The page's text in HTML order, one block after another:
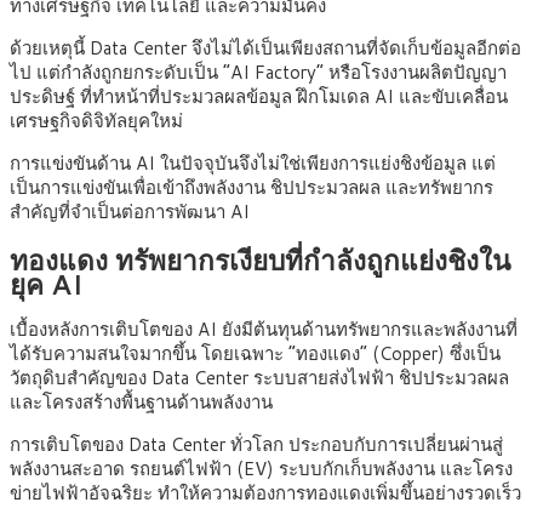
ทางเศรษฐกิจ เทคโนโลยี และความมั่นคง
ด้วยเหตุนี้ Data Center จึงไม่ได้เป็นเพียงสถานที่จัดเก็บข้อมูลอีกต่อ
ไป แต่กำลังถูกยกระดับเป็น “AI Factory” หรือโรงงานผลิตปัญญา
ประดิษฐ์ ที่ทำหน้าที่ประมวลผลข้อมูล ฝึกโมเดล AI และขับเคลื่อน
เศรษฐกิจดิจิทัลยุคใหม่
การแข่งขันด้าน AI ในปัจจุบันจึงไม่ใช่เพียงการแย่งชิงข้อมูล แต่
เป็นการแข่งขันเพื่อเข้าถึงพลังงาน ชิปประมวลผล และทรัพยากร
สำคัญที่จำเป็นต่อการพัฒนา AI
ทองแดง ทรัพยากรเงียบที่กำลังถูกแย่งชิงใน
ยุค AI
เบื้องหลังการเติบโตของ AI ยังมีต้นทุนด้านทรัพยากรและพลังงานที่
ได้รับความสนใจมากขึ้น โดยเฉพาะ “ทองแดง” (Copper) ซึ่งเป็น
วัตถุดิบสำคัญของ Data Center ระบบสายส่งไฟฟ้า ชิปประมวลผล
และโครงสร้างพื้นฐานด้านพลังงาน
การเติบโตของ Data Center ทั่วโลก ประกอบกับการเปลี่ยนผ่านสู่
พลังงานสะอาด รถยนต์ไฟฟ้า (EV) ระบบกักเก็บพลังงาน และโครง
ข่ายไฟฟ้าอัจฉริยะ ทำให้ความต้องการทองแดงเพิ่มขึ้นอย่างรวดเร็ว